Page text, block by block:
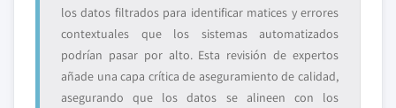
los datos filtrados para identificar matices y errores
contextuales que los sistemas automatizados
podrían pasar por alto. Esta revisión de expertos
añade una capa crítica de aseguramiento de calidad,
asegurando que los datos se alineen con los